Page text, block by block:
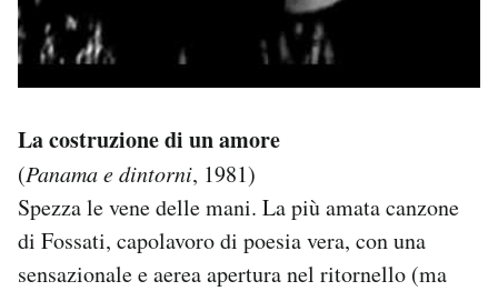
La costruzione di un amore
(Panama e dintorni, 1981)
Spezza le vene delle mani. La più amata canzone
di Fossati, capolavoro di poesia vera, con una
sensazionale e aerea apertura nel ritornello (ma